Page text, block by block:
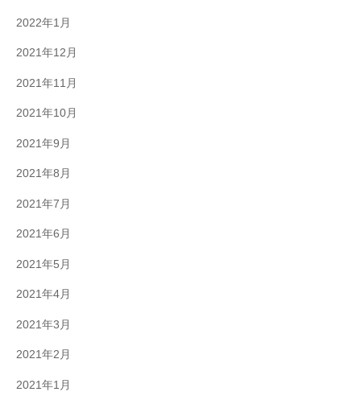
2022年1月
2021年12月
2021年11月
2021年10月
2021年9月
2021年8月
2021年7月
2021年6月
2021年5月
2021年4月
2021年3月
2021年2月
2021年1月